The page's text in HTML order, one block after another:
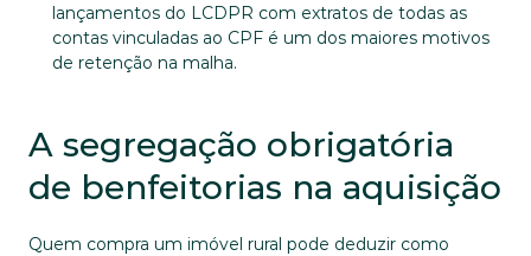
lançamentos do LCDPR com extratos de todas as
contas vinculadas ao CPF é um dos maiores motivos
de retenção na malha.
A segregação obrigatória
de benfeitorias na aquisição
Quem compra um imóvel rural pode deduzir como